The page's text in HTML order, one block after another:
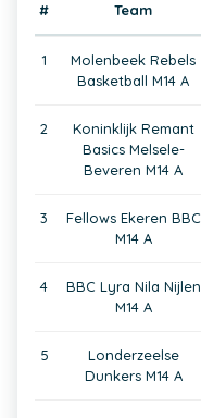
# Team
1
Molenbeek Rebels
Basketball M14 A
2
Koninklijk Remant
Basics Melsele-
Beveren M14 A
3
Fellows Ekeren BBC
M14 A
4
BBC Lyra Nila Nijlen
M14 A
5
Londerzeelse
Dunkers M14 A